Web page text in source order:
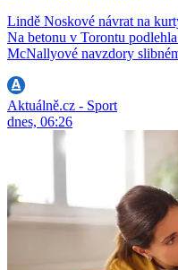
Lindě Noskové návrat na
Na betonu v Torontu
McNallyové navzdory
Aktuálně.cz - Sport
dnes, 06:26